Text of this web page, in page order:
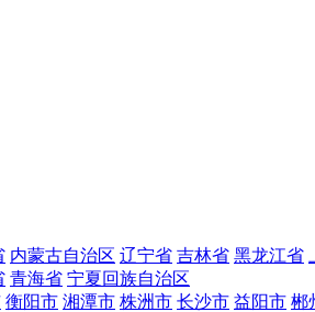
内蒙古自治区 辽宁省 吉林省 黑龙江省
青海省 宁夏回族自治区
衡阳市 湘潭市 株洲市 长沙市 益阳市 郴